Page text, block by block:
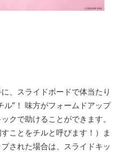
、スライドボードで体当たり
ル”！ 味方がフォームドアップ
クで助けることができます。
ことをチルと呼びます！）ま
された場合は、スライドキッ